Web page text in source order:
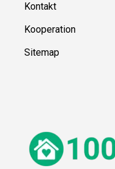
Kontakt
Kooperation
Sitemap